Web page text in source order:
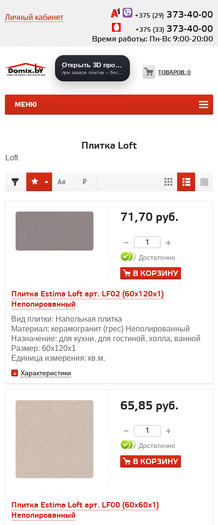
Личный кабинет +375 (29) 373-40-00
+375 (33) 373-40-00
Время работы: Пн-Вс 9:00-20:00
МЕНЮ
Открыть 3D проекты
ТОВАРОВ: 0
КЕРАМИЧЕСКАЯ ПЛИТКА
Плитка Loft
Loft
Плитка Estima Loft арт. LF02 (60x120x1)
Неполированный
Вид плитки: Напольная плитка
Материал: керамогранит (грес) Неполированный
Назначение: для кухни, для гостиной, холла, ванной
Размер: 60х120x1
Единица измерения: кв.м.
Характеристики
71,70 руб.
Достаточно
В КОРЗИНУ
Плитка Estima Loft арт. LF00 (60x60x1)
Неполированный
65,85 руб.
Достаточно
В КОРЗИНУ